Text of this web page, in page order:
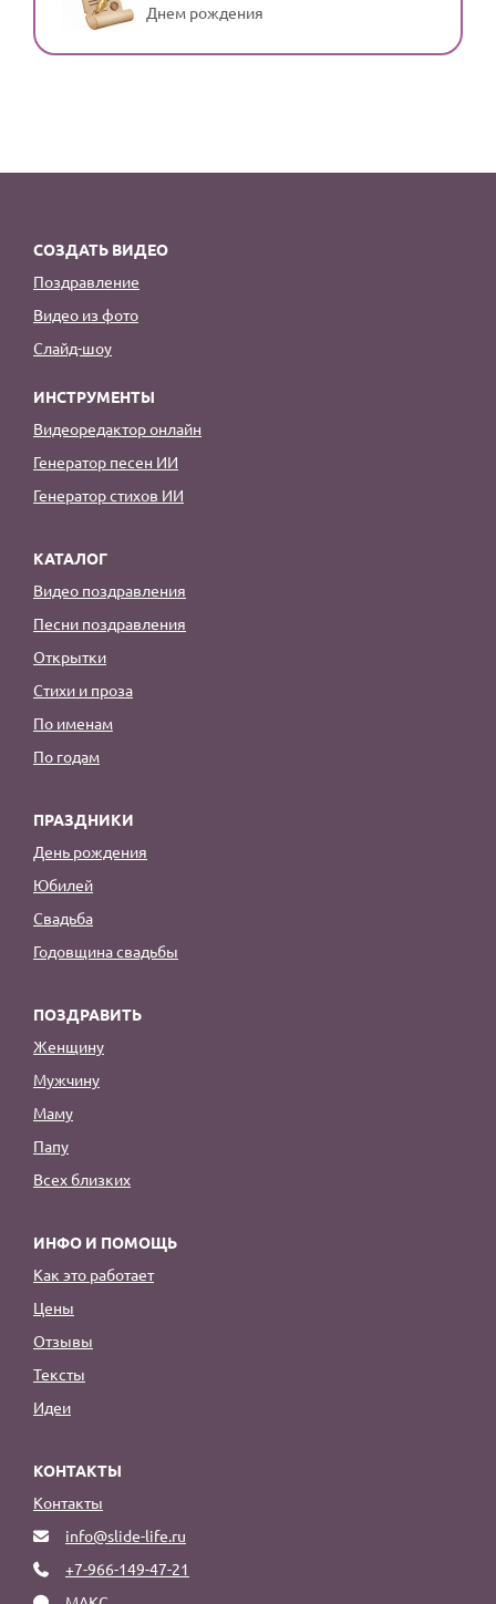
Днем рождения
СОЗДАТЬ ВИДЕО
Поздравление
Видео из фото
Слайд-шоу
ИНСТРУМЕНТЫ
Видеоредактор онлайн
Генератор песен ИИ
Генератор стихов ИИ
КАТАЛОГ
Видео поздравления
Песни поздравления
Открытки
Стихи и проза
По именам
По годам
ПРАЗДНИКИ
День рождения
Юбилей
Свадьба
Годовщина свадьбы
ПОЗДРАВИТЬ
Женщину
Мужчину
Маму
Папу
Всех близких
ИНФО И ПОМОЩЬ
Как это работает
Цены
Отзывы
Тексты
Идеи
КОНТАКТЫ
Контакты
info@slide-life.ru
+7-966-149-47-21